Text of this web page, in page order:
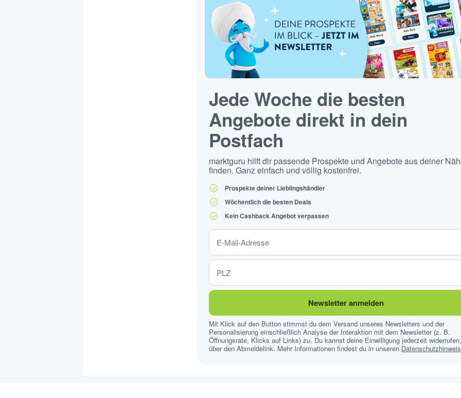
Jede Woche die besten
Angebote direkt in dein
Postfach
marktguru hilft dir passende Prospekte und Angebote aus deiner
finden. Ganz einfach und völlig kostenfrei.
Prospekte deiner Lieblingshändler
Wöchentlich die besten Deals
Kein Cashback Angebot verpassen
Newsletter anmelden
Mit Klick auf den Button stimmst du dem Versand unseres Newsletters und der
Personalisierung einschließlich Analyse der Interaktion mit dem Newsletter (z. B.
Öffnungsrate, Klicks auf Links) zu. Du kannst deine Einwilligung jederzeit
über den Abmeldelink. Mehr Informationen findest du in unseren